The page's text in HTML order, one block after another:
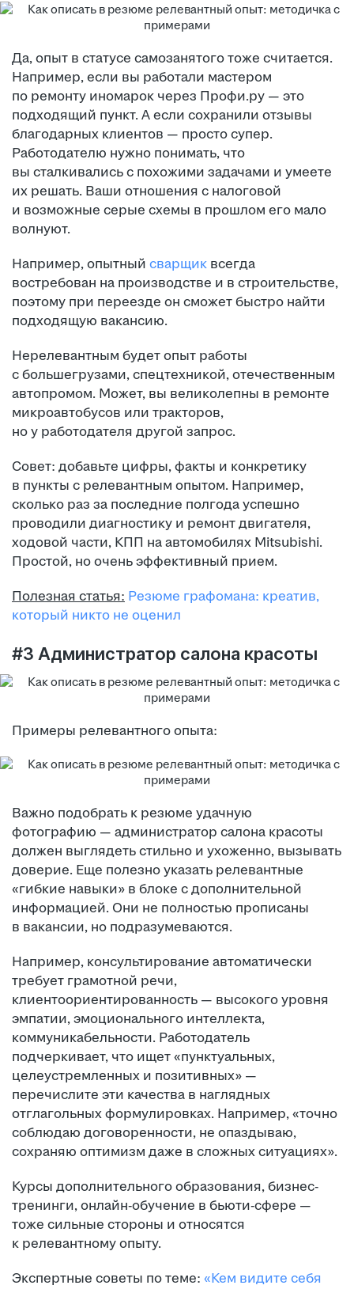
Да, опыт в статусе самозанятого тоже считается.
Например, если вы работали мастером
по ремонту иномарок через Профи.ру — это
подходящий пункт. А если сохранили отзывы
благодарных клиентов — просто супер.
Работодателю нужно понимать, что
вы сталкивались с похожими задачами и умеете
их решать. Ваши отношения с налоговой
и возможные серые схемы в прошлом его мало
волнуют.
Например, опытный сварщик всегда
востребован на производстве и в строительстве,
поэтому при переезде он сможет быстро найти
подходящую вакансию.
Нерелевантным будет опыт работы
с большегрузами, спецтехникой, отечественным
автопромом. Может, вы великолепны в ремонте
микроавтобусов или тракторов,
но у работодателя другой запрос.
Совет: добавьте цифры, факты и конкретику
в пункты с релевантным опытом. Например,
сколько раз за последние полгода успешно
проводили диагностику и ремонт двигателя,
ходовой части, КПП на автомобилях Mitsubishi.
Простой, но очень эффективный прием.
Полезная статья: Резюме графомана: креатив,
который никто не оценил
#3 Администратор салона красоты
Примеры релевантного опыта:
Важно подобрать к резюме удачную
фотографию — администратор салона красоты
должен выглядеть стильно и ухоженно, вызывать
доверие. Еще полезно указать релевантные
«гибкие навыки» в блоке с дополнительной
информацией. Они не полностью прописаны
в вакансии, но подразумеваются.
Например, консультирование автоматически
требует грамотной речи,
клиентоориентированность — высокого уровня
эмпатии, эмоционального интеллекта,
коммуникабельности. Работодатель
подчеркивает, что ищет «пунктуальных,
целеустремленных и позитивных» —
перечислите эти качества в наглядных
отглагольных формулировках. Например, «точно
соблюдаю договоренности, не опаздываю,
сохраняю оптимизм даже в сложных ситуациях».
Курсы дополнительного образования, бизнес-
тренинги, онлайн-обучение в бьюти-сфере —
тоже сильные стороны и относятся
к релевантному опыту.
Экспертные советы по теме: «Кем видите себя